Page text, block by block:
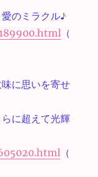
のミラクル♪
（
に思いを寄せ
に超えて光輝
（